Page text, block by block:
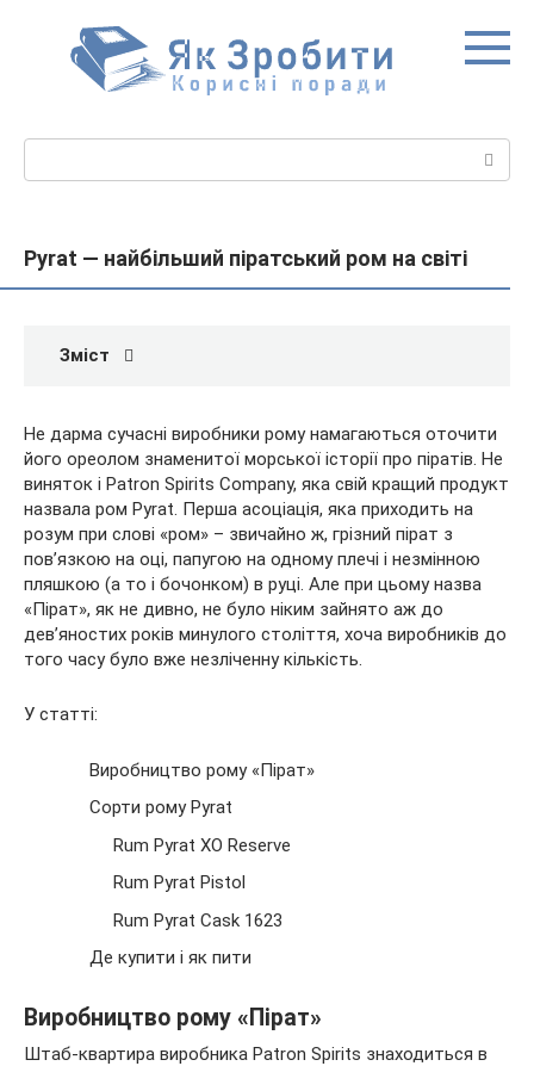
Pyrat — найбільший піратський ром на світі
Зміст
Не дарма сучасні виробники рому намагаються оточити
його ореолом знаменитої морської історії про піратів. Не
виняток і Patron Spirits Company, яка свій кращий продукт
назвала ром Pyrat. Перша асоціація, яка приходить на
розум при слові «ром» – звичайно ж, грізний пірат з
пов’язкою на оці, папугою на одному плечі і незмінною
пляшкою (а то і бочонком) в руці. Але при цьому назва
«Пірат», як не дивно, не було ніким зайнято аж до
дев’яностих років минулого століття, хоча виробників до
того часу було вже незліченну кількість.
У статті:
Виробництво рому «Пірат»
Сорти рому Pyrat
Rum Pyrat XO Reserve
Rum Pyrat Pistol
Rum Pyrat Cask 1623
Де купити і як пити
Виробництво рому «Пірат»
Штаб-квартира виробника Patron Spirits знаходиться в